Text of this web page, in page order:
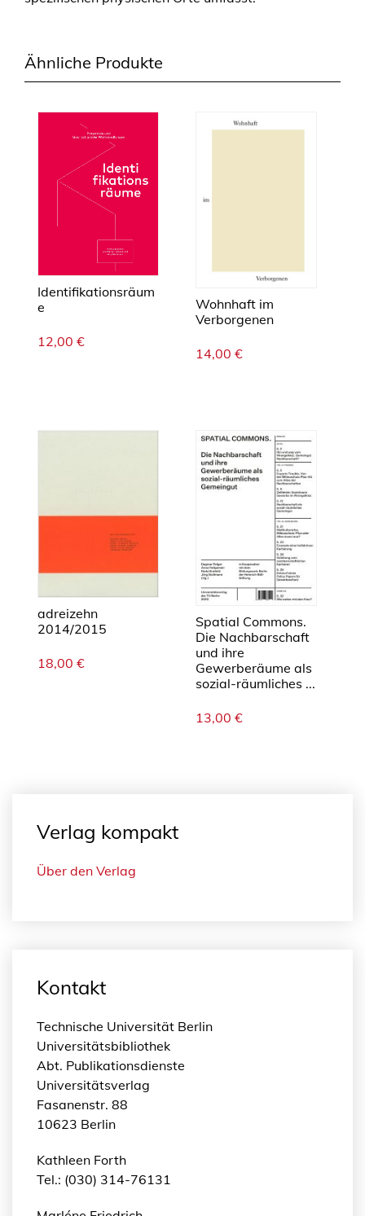
Ähnliche Produkte
Identifikationsräum
e
12,00 €
Wohnhaft im
Verborgenen
14,00 €
adreizehn
2014/2015
18,00 €
Spatial Commons.
Die Nachbarschaft
und ihre
Gewerberäume als
sozial-räumliches ...
13,00 €
Verlag kompakt
Über den Verlag
Kontakt
Technische Universität Berlin
Universitätsbibliothek
Abt. Publikationsdienste
Universitätsverlag
Fasanenstr. 88
10623 Berlin
Kathleen Forth
Tel.: (030) 314-76131